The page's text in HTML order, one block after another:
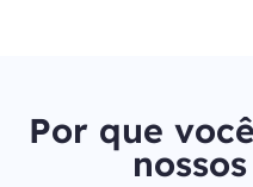
Por que